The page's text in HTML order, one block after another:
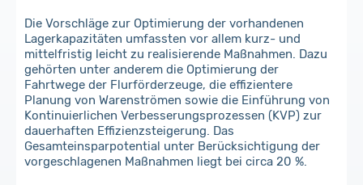
Die Vorschläge zur Optimierung der vorhandenen
Lagerkapazitäten umfassten vor allem kurz- und
mittelfristig leicht zu realisierende Maßnahmen. Dazu
gehörten unter anderem die Optimierung der
Fahrtwege der Flurförderzeuge, die effizientere
Planung von Warenströmen sowie die Einführung von
Kontinuierlichen Verbesserungsprozessen (KVP) zur
dauerhaften Effizienzsteigerung. Das
Gesamteinsparpotential unter Berücksichtigung der
vorgeschlagenen Maßnahmen liegt bei circa 20 %.